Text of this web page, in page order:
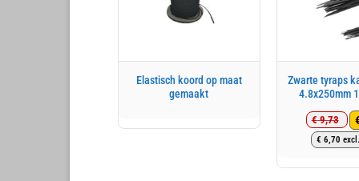
Elastisch koord op maat
gemaakt
Zwarte tyraps
4.8x250mm
€9,73
€ 6,70